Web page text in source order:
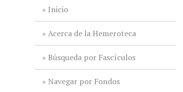
Inicio
Acerca de la Hemeroteca
Búsqueda por Fascículos
Navegar por Fondos